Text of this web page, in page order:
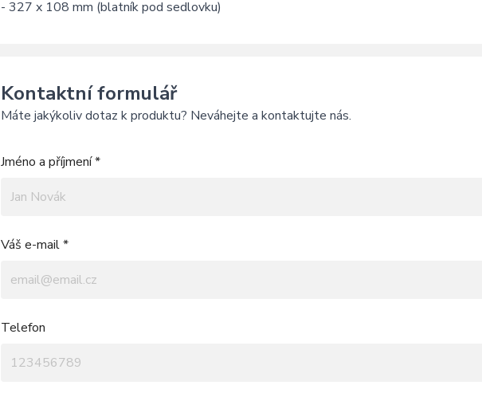
- 327 x 108 mm (blatník pod sedlovku)
Kontaktní formulář
Máte jakýkoliv dotaz k produktu? Neváhejte a kontaktujte nás.
Jméno a příjmení *
Váš e-mail *
Telefon